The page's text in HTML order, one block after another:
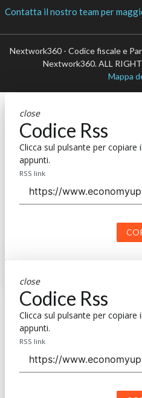
Contatta il nostro team per
Nextwork360 - Codice fiscale e
Nextwork360. ALL
Mappa
close
Codice Rss
Clicca sul pulsante per copiare
appunti.
RSS link
close
Codice Rss
Clicca sul pulsante per copiare
appunti.
RSS link